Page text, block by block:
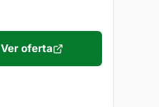
Ver oferta